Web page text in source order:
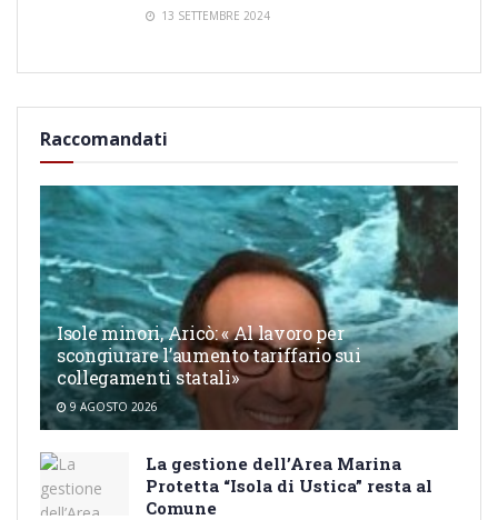
13 SETTEMBRE 2024
Raccomandati
Isole minori, Aricò: « Al lavoro per
scongiurare l’aumento tariffario sui
collegamenti statali»
9 AGOSTO 2026
La gestione dell’Area Marina
Protetta “Isola di Ustica” resta al
Comune